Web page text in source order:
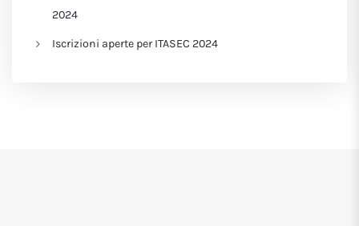
2024
Iscrizioni aperte per ITASEC 2024